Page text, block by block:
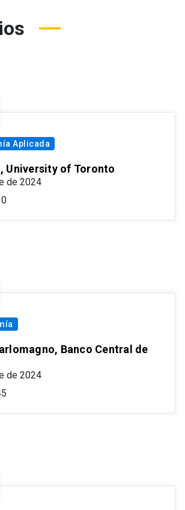
Aplicada
University of Toronto
de 2024
Banco Central de
de 2024